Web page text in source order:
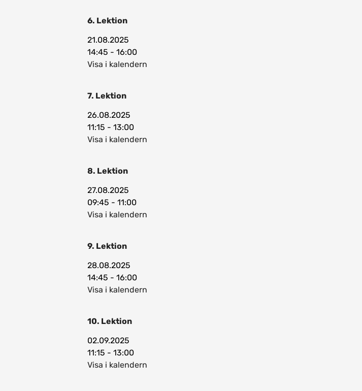
6. Lektion
21.08.2025
14:45 - 16:00
Visa i kalendern
7. Lektion
26.08.2025
11:15 - 13:00
Visa i kalendern
8. Lektion
27.08.2025
09:45 - 11:00
Visa i kalendern
9. Lektion
28.08.2025
14:45 - 16:00
Visa i kalendern
10. Lektion
02.09.2025
11:15 - 13:00
Visa i kalendern